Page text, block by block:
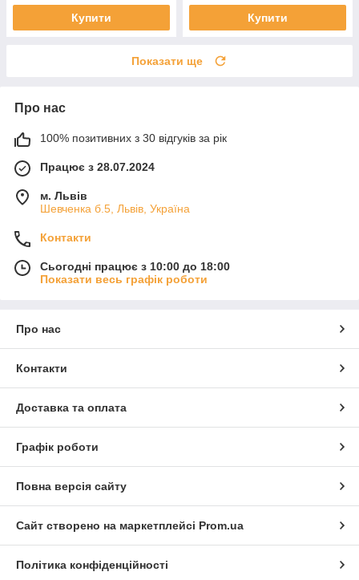
Купити Купити
Показати ще
Про нас
100% позитивних з 30 відгуків за рік
Працює з 28.07.2024
м. Львів
Шевченка б.5, Львів, Україна
Контакти
Сьогодні працює з 10:00 до 18:00
Показати весь графік роботи
Про нас
Контакти
Доставка та оплата
Графік роботи
Повна версія сайту
Сайт створено на маркетплейсі Prom.ua
Політика конфіденційності